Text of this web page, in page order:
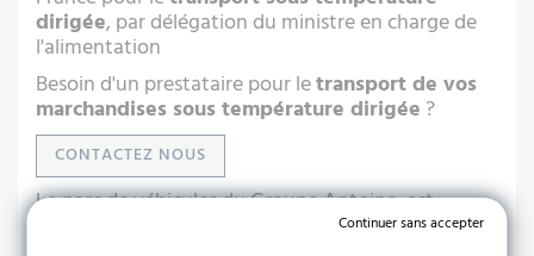
dirigée, par délégation du ministre en charge de
l'alimentation
Besoin d'un prestataire pour letransport de vos
marchandises sous température dirigée ?
CONTACTEZ NOUS
Le parc de véhicules du Groupe Antoine, est
équipé de matériel récent qui ont tous l’ATP